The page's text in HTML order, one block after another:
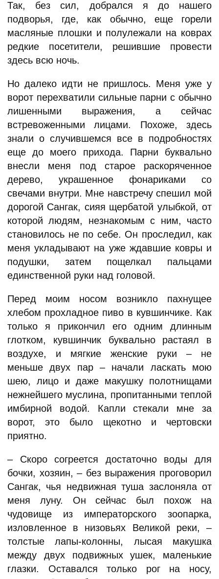
Так, без сил, добрался я до нашего
подворья, где, как обычно, еще горели
масляные плошки и полулежали на коврах
редкие посетители, решившие провести
здесь всю ночь.
Но далеко идти не пришлось. Меня уже у
ворот перехватили сильные парни с обычно
лишенными выражения, а сейчас
встревоженными лицами. Похоже, здесь
знали о случившемся все в подробностях
еще до моего прихода. Парни буквально
внесли меня под старое раскоряченное
дерево, украшенное фонариками со
свечами внутри. Мне навстречу спешил мой
дорогой Сангак, сияя щербатой улыбкой, от
которой людям, незнакомым с ним, часто
становилось не по себе. Он проследил, как
меня укладывают на уже ждавшие ковры и
подушки, затем пощелкал пальцами
единственной руки над головой.
Перед моим носом возникло пахнущее
хлебом прохладное пиво в кувшинчике. Как
только я прикончил его одним длинным
глотком, кувшинчик буквально растаял в
воздухе, и мягкие женские руки – не
меньше двух пар – начали ласкать мою
шею, лицо и даже макушку полотнищами
нежнейшего муслина, пропитанными теплой
имбирной водой. Капли стекали мне за
ворот, это было щекотно и чертовски
приятно.
– Скоро согреется достаточно воды для
бочки, хозяин, – без выражения проговорил
Сангак, чья недвижная туша заслоняла от
меня луну. Он сейчас был похож на
чудовище из императорского зоопарка,
изловленное в низовьях Великой реки, –
толстые лапы-колонны, лысая макушка
между двух подвижных ушек, маленькие
глазки. Оставался только рог на носу,